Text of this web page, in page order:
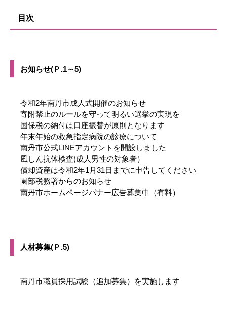
目次
お知らせ(Ｐ.1～5)
令和2年南丹市成人式開催のお知らせ
寄附禁止のルールを守って明るい選挙の実現を
国保税の納付は口座振替が原則となります
年末年始の救急指定病院の診療について
南丹市公式LINEアカウントを開設しました
風しん抗体検査(成人男性の対象者）
償却資産は令和2年1月31日までに申告してください
園部税務署からのお知らせ
南丹市ホームページバナー広告募集中（有料）
人材募集(Ｐ.5)
南丹市職員採用試験（追加募集）を実施します